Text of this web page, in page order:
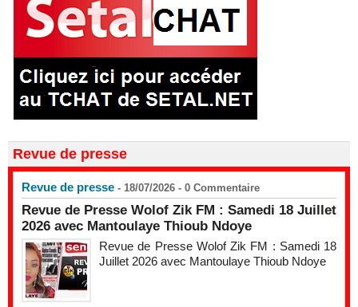
Revue de presse
Revue de presse - 18/07/2026 - 0 Commentaire
Revue de Presse Wolof Zik FM : Samedi 18 Juillet
2026 avec Mantoulaye Thioub Ndoye
Revue de Presse Wolof Zik FM : Samedi 18
Juillet 2026 avec Mantoulaye Thioub Ndoye